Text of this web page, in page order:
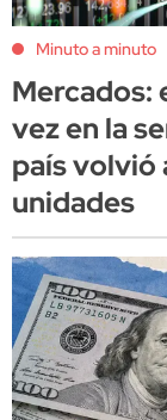
Minuto a minuto
Mercados:
vez en la
país volvió
unidades